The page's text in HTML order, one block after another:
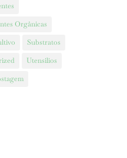
Orgânicas
Substratos
Utensilios